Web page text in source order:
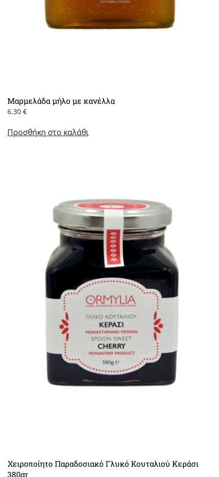
Μαρμελάδα μήλο με κανέλλα
6.30 €
Προσθήκη στο καλάθι
Χειροποίητο Παραδοσιακό Γλυκό Κουταλιού Κεράσι
380gr